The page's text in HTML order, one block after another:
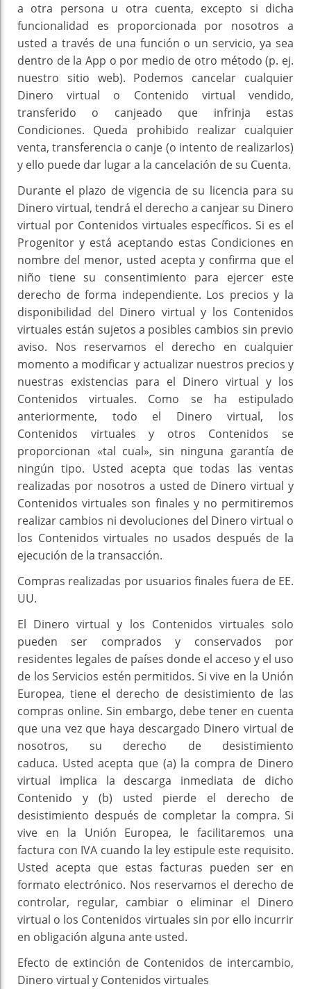
a otra persona u otra cuenta, excepto si dicha
funcionalidad es proporcionada por nosotros a
usted a través de una función o un servicio, ya sea
dentro de la App o por medio de otro método (p. ej.
nuestro sitio web). Podemos cancelar cualquier
Dinero virtual o Contenido virtual vendido,
transferido o canjeado que infrinja estas
Condiciones. Queda prohibido realizar cualquier
venta, transferencia o canje (o intento de realizarlos)
y ello puede dar lugar a la cancelación de su Cuenta.
Durante el plazo de vigencia de su licencia para su
Dinero virtual, tendrá el derecho a canjear su Dinero
virtual por Contenidos virtuales específicos. Si es el
Progenitor y está aceptando estas Condiciones en
nombre del menor, usted acepta y confirma que el
niño tiene su consentimiento para ejercer este
derecho de forma independiente. Los precios y la
disponibilidad del Dinero virtual y los Contenidos
virtuales están sujetos a posibles cambios sin previo
aviso. Nos reservamos el derecho en cualquier
momento a modificar y actualizar nuestros precios y
nuestras existencias para el Dinero virtual y los
Contenidos virtuales. Como se ha estipulado
anteriormente, todo el Dinero virtual, los
Contenidos virtuales y otros Contenidos se
proporcionan «tal cual», sin ninguna garantía de
ningún tipo. Usted acepta que todas las ventas
realizadas por nosotros a usted de Dinero virtual y
Contenidos virtuales son finales y no permitiremos
realizar cambios ni devoluciones del Dinero virtual o
los Contenidos virtuales no usados después de la
ejecución de la transacción.
Compras realizadas por usuarios finales fuera de EE.
UU.
El Dinero virtual y los Contenidos virtuales solo
pueden ser comprados y conservados por
residentes legales de países donde el acceso y el uso
de los Servicios estén permitidos. Si vive en la Unión
Europea, tiene el derecho de desistimiento de las
compras online. Sin embargo, debe tener en cuenta
que una vez que haya descargado Dinero virtual de
nosotros, su derecho de desistimiento
caduca. Usted acepta que (a) la compra de Dinero
virtual implica la descarga inmediata de dicho
Contenido y (b) usted pierde el derecho de
desistimiento después de completar la compra. Si
vive en la Unión Europea, le facilitaremos una
factura con IVA cuando la ley estipule este requisito.
Usted acepta que estas facturas pueden ser en
formato electrónico. Nos reservamos el derecho de
controlar, regular, cambiar o eliminar el Dinero
virtual o los Contenidos virtuales sin por ello incurrir
en obligación alguna ante usted.
Efecto de extinción de Contenidos de intercambio,
Dinero virtual y Contenidos virtuales